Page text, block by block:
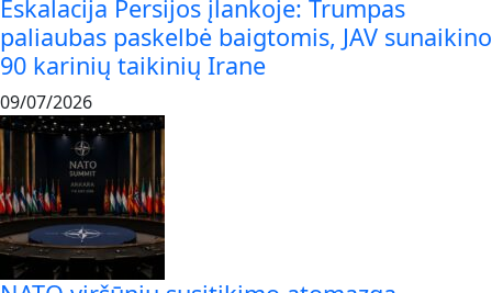
Eskalacija Persijos įlankoje: Trumpas
paliaubas paskelbė baigtomis, JAV sunaikino
90 karinių taikinių Irane
09/07/2026